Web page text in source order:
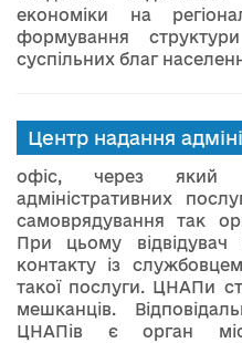
економіки на
формування
суспільних благ
Центр надання
офіс, через який
адміністративних
самоврядування так
При цьому відвідувач
контакту із
такої послуги. ЦНАПи
мешканців.
ЦНАПів є орган